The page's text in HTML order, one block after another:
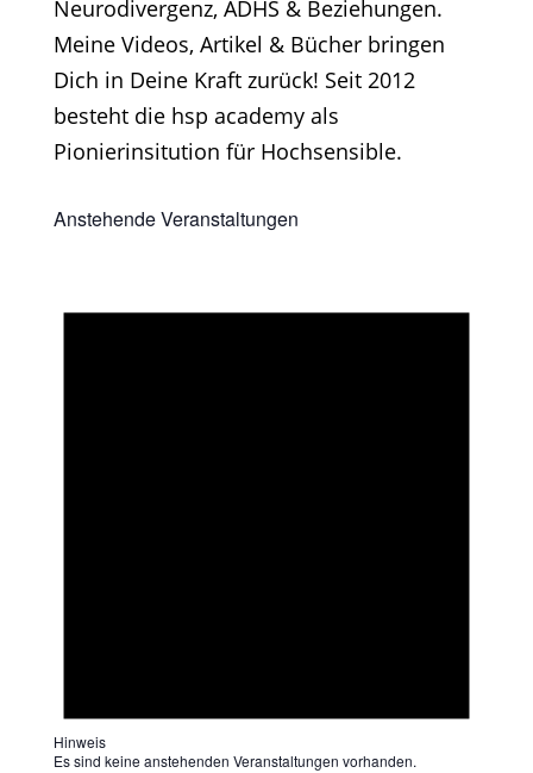
Neurodivergenz, ADHS & Beziehungen.
Meine Videos, Artikel & Bücher bringen
Dich in Deine Kraft zurück! Seit 2012
besteht die hsp academy als
Pionierinsitution für Hochsensible.
Anstehende Veranstaltungen
Hinweis
Es sind keine anstehenden Veranstaltungen vorhanden.